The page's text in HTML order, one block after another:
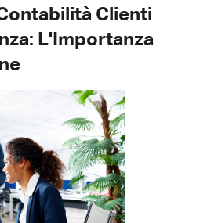
Clienti
L'Importanza